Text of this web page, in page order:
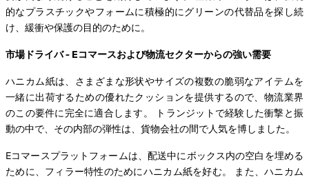
的なプラスチックやフォームに積極的にグリーンの代替品を探し続
け、緩衝や保護の目的のために。
市場ドライバ - Eコマースおよび物流セクターからの強い需要
ハニカム紙は、さまざまな形状やサイズの複数の脆弱なアイテムを
一緒に出荷するための優れたクッションを提供するので、物流業界
のこの要件に完全に適合します。 トランジットで経験した衝撃と振
動の中で、その内部の弾性は、貨物会社の間で人気を博しました。
Eコマースプラットフォームは、配送中にボックス内の空白を埋める
ために、フィラー特性のためにハニカム紙を好む。 また、ハニカム